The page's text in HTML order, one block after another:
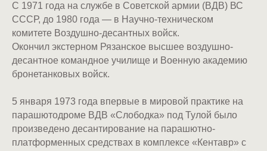
С 1971 года на службе в Советской армии (ВДВ) ВС
СССР, до 1980 года — в Научно-техническом
комитете Воздушно-десантных войск.
Окончил экстерном Рязанское высшее воздушно-
десантное командное училище и Военную академию
бронетанковых войск.
5 января 1973 года впервые в мировой практике на
парашютодроме ВДВ «Слободка» под Тулой было
произведено десантирование на парашютно-
платформенных средствах в комплексе «Кентавр» с